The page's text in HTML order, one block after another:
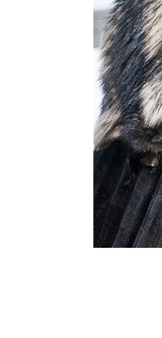
Actualidad